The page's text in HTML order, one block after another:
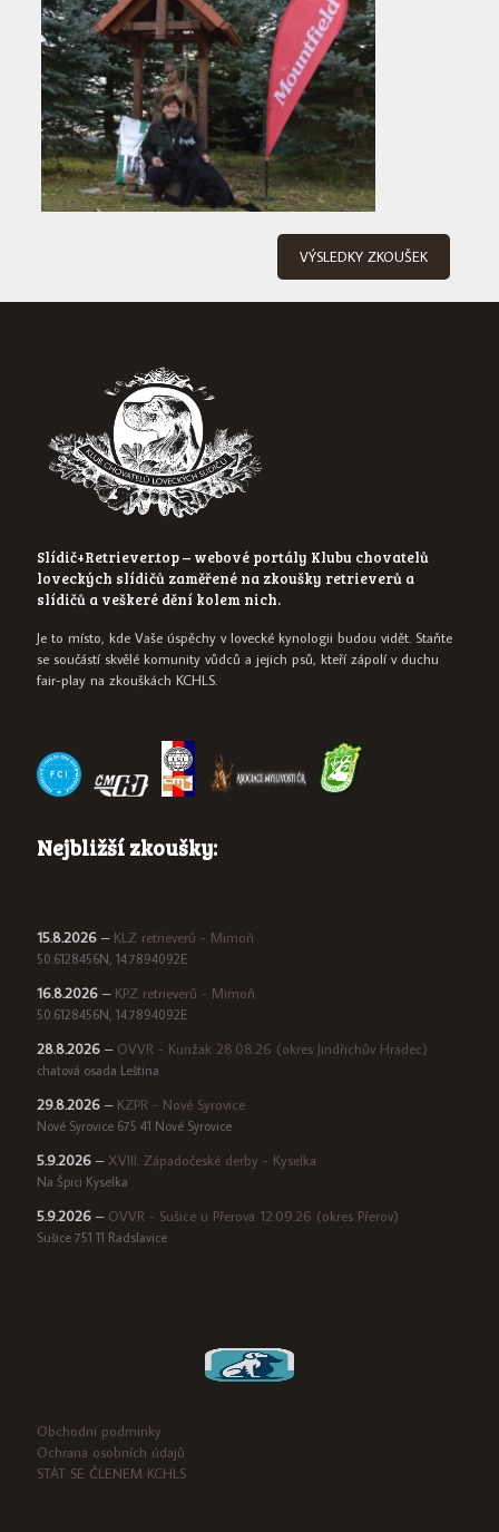
VÝSLEDKY ZKOUŠEK
Slídič+Retriever.top – webové portály Klubu chovatelů
loveckých slídičů zaměřené na zkoušky retrieverů a
slídičů a veškeré dění kolem nich.
Je to místo, kde Vaše úspěchy v lovecké kynologii budou vidět. Staňte
se součástí skvělé komunity vůdců a jejich psů, kteří zápolí v duchu
fair-play na zkouškách KCHLS.
Nejbližší zkoušky:
15.8.2026 – KLZ retrieverů - Mimoň
50.6128456N, 14.7894092E
16.8.2026 – KPZ retrieverů - Mimoň
50.6128456N, 14.7894092E
28.8.2026 – OVVR - Kunžak 28.08.26 (okres Jindřichův Hradec)
chatová osada Leština
29.8.2026 – KZPR - Nové Syrovice
Nové Syrovice 675 41 Nové Syrovice
5.9.2026 – XVIII. Západočeské derby - Kyselka
Na Špici Kyselka
5.9.2026 – OVVR - Sušice u Přerova 12.09.26 (okres Přerov)
Sušice 751 11 Radslavice
Obchodni podminky
Ochrana osobních údajů
STÁT SE ČLENEM KCHLS